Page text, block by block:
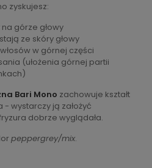
zyskujesz:
górze głowy
ze skóry głowy
w górnej części
(ułożenia górnej partii
Bari Mono zachowuje kształt
wystarczy ją założyć
dobrze wyglądała.
peppergrey/mix.